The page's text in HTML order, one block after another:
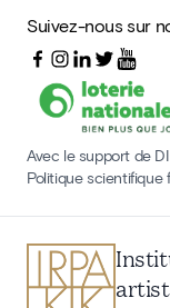
Suivez-nous sur
Avec le support de
Politique scientifique